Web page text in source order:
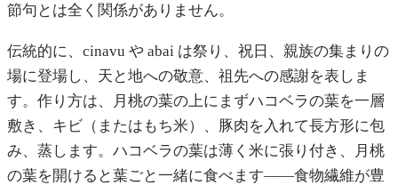
節句とは全く関係がありません。
伝統的に、cinavu や abai は祭り、祝日、親族の集まりの
場に登場し、天と地への敬意、祖先への感謝を表しま
す。作り方は、月桃の葉の上にまずハコベラの葉を一層
敷き、キビ（またはもち米）、豚肉を入れて長方形に包
み、蒸します。ハコベラの葉は薄く米に張り付き、月桃
の葉を開けると葉ごと一緒に食べます——食物繊維が豊